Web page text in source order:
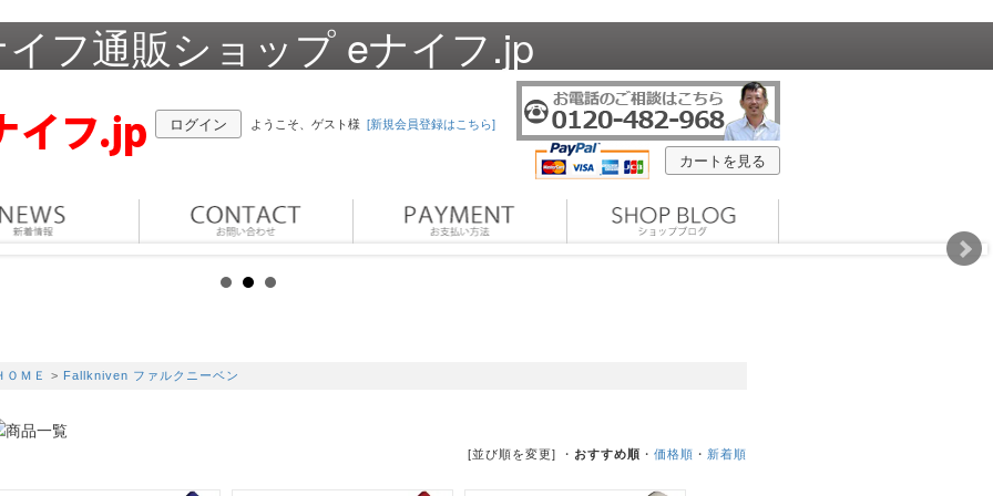
フ通販ショップ eナイフ.jp
カートを見る
ログイン ようこそ、ゲスト様 [新規会員登録はこちら]
ＯＭＥ > Fallkniven ファルクニーベン
[並び順を変更] ・ おすすめ順 ・ 価格順 ・ 新着順